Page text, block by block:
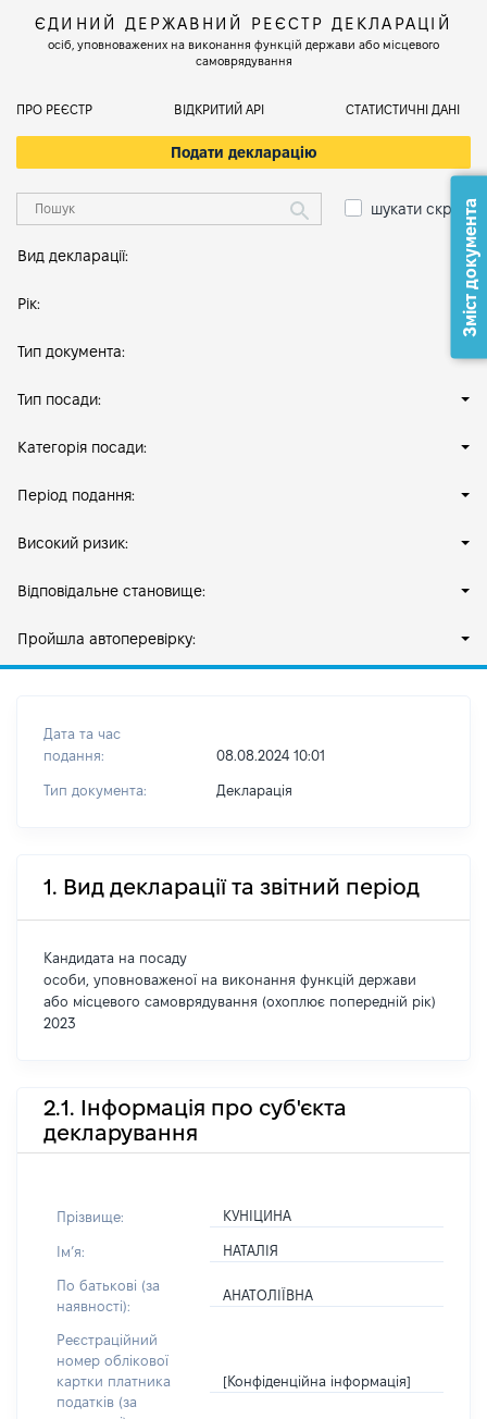
ЄДИНИЙ ДЕРЖАВНИЙ РЕЄСТР ДЕКЛАРАЦІЙ
осіб, уповноважених на виконання функцій держави або місцевого
самоврядування
ПРО РЕЄСТР ВІДКРИТИЙ АРІ СТАТИСТИЧНІ ДАНІ
Подати декларацію
шукати скрізь
Вид декларації:
Рік:
Тип документа:
Тип посади:
Категорія посади:
Період подання:
Високий ризик:
Відповідальне становище:
Пройшла автоперевірку:
Дата та час
подання:
08.08.2024 10:01
Тип документа: Декларація
1. Вид декларації та звітний період
Кандидата на посаду
особи, уповноваженої на виконання функцій держави
або місцевого самоврядування (охоплює попередній рік)
2023
2.1. Інформація про суб'єкта
декларування
Прізвище: КУНІЦИНА
Імʼя: НАТАЛІЯ
По батькові (за
наявності):
АНАТОЛІЇВНА
Реєстраційний
номер облікової
картки платника
податків (за
[Конфіденційна інформація]
Зміст документа